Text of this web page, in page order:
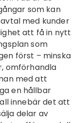
som kan
med kunder
att få in nytt
som
först – minska
omförhandla
med att
en hållbar
innebär det att
delar av